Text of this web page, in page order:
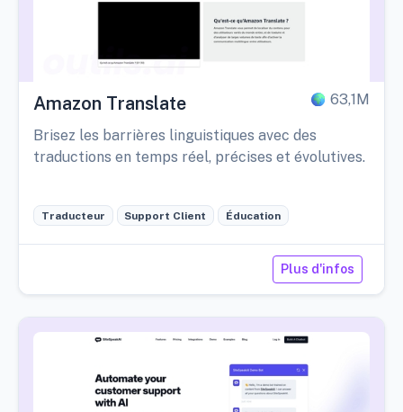
Amazon Translate 63,1M
Brisez les barrières linguistiques avec des
traductions en temps réel, précises et évolutives.
Traducteur Support Client Éducation
Plus d'infos